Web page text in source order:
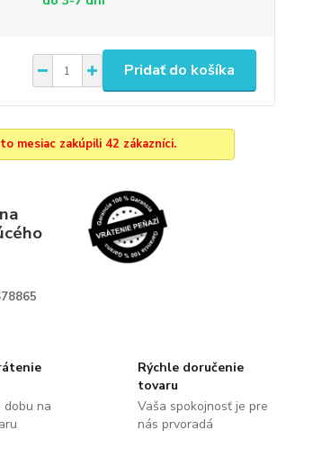
Pridať do košíka
mesiac zakúpili 42 zákazníci.
dobu na
Rýchle doručenie
tovaru
Vaša spokojnosť je pre
nás prvoradá